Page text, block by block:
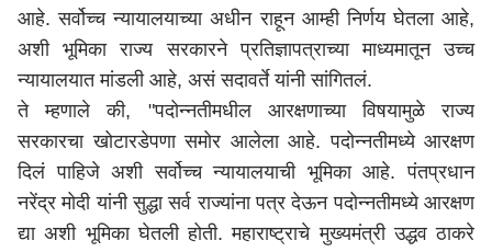
आहे. सर्वोच्च न्यायालयाच्या अधीन राहून आम्ही निर्णय घेतला आहे,
अशी भूमिका राज्य सरकारने प्रतिज्ञापत्राच्या माध्यमातून उच्च
न्यायालयात मांडली आहे, असं सदावर्ते यांनी सांगितलं.
ते म्हणाले की, "पदोन्नतीमधील आरक्षणाच्या विषयामुळे राज्य
सरकारचा खोटारडेपणा समोर आलेला आहे. पदोन्नतीमध्ये आरक्षण
दिलं पाहिजे अशी सर्वोच्च न्यायालयाची भूमिका आहे. पंतप्रधान
नरेंद्र मोदी यांनी सुद्धा सर्व राज्यांना पत्र देऊन पदोन्नतीमध्ये आरक्षण
द्या अशी भूमिका घेतली होती. महाराष्ट्राचे मुख्यमंत्री उद्धव ठाकरे